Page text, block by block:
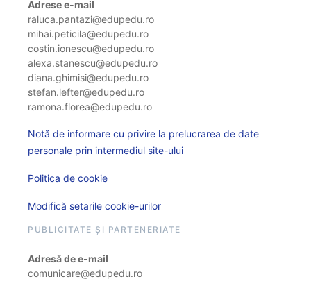
Adrese e-mail
raluca.pantazi@edupedu.ro
mihai.peticila@edupedu.ro
costin.ionescu@edupedu.ro
alexa.stanescu@edupedu.ro
diana.ghimisi@edupedu.ro
stefan.lefter@edupedu.ro
ramona.florea@edupedu.ro
Notă de informare cu privire la prelucrarea de date
personale prin intermediul site-ului
Politica de cookie
Modifică setarile cookie-urilor
PUBLICITATE ȘI PARTENERIATE
Adresă de e-mail
comunicare@edupedu.ro